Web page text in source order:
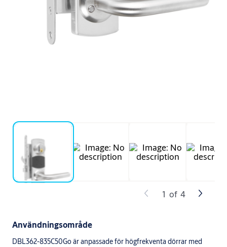
Användningsområde
DBL362-835C50Go är anpassade för högfrekventa dörrar med
1 of 4